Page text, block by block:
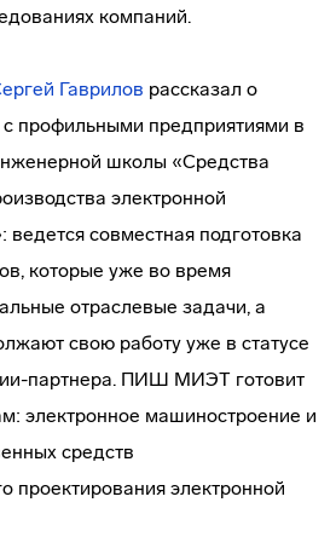
компаний.
Гаврилов рассказал о
профильными предприятиями в
школы «Средства
электронной
совместная подготовка
которые уже во время
отраслевые задачи, а
свою работу уже в статусе
партнера. ПИШ МИЭТ готовит
электронное машиностроение и
средств
проектирования электронной